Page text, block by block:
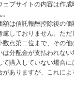
ブサイトの内容は作
は信託報酬控除後の
しておりません。た
点第二位まで、その
分配金が支払われな
購入していない場合
ありますが、これによ